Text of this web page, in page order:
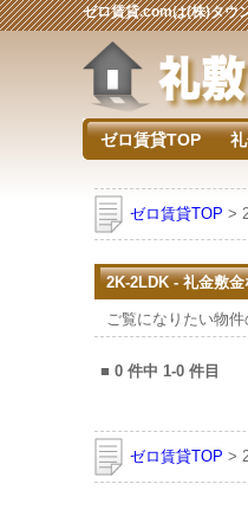
ゼロ賃貸.comは(株)タウ
ゼロ賃貸TOP
ゼロ賃貸TOP >
2K-2LDK - 礼金敷
ご覧になりたい物
■ 0 件中 1-0 件目
ゼロ賃貸TOP >